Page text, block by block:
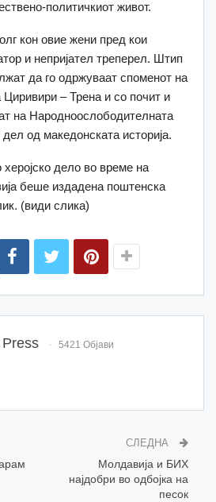
политичкиот живот.
кон овие жени пред кои
и непријател треперел. Штип
да го одржуваат споменот на
– Трена и со почит и
на Народноослободителната
од македонската историја.
херојско дело во време на
беше издадена поштенска
(види слика)
5421 Објави
СЛЕДНА
Молдавија и БИХ
најдобри во одбојка на
песок